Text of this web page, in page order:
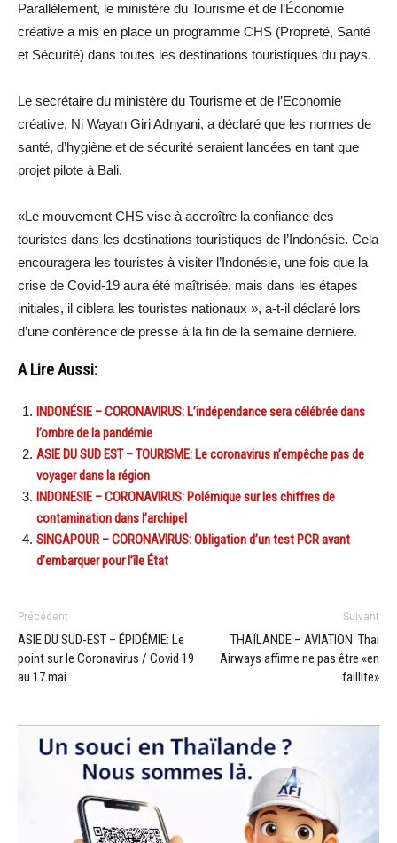
Parallèlement, le ministère du Tourisme et de l’Économie
créative a mis en place un programme CHS (Propreté, Santé
et Sécurité) dans toutes les destinations touristiques du pays.
Le secrétaire du ministère du Tourisme et de l’Economie
créative, Ni Wayan Giri Adnyani, a déclaré que les normes de
santé, d’hygiène et de sécurité seraient lancées en tant que
projet pilote à Bali.
«Le mouvement CHS vise à accroître la confiance des
touristes dans les destinations touristiques de l’Indonésie. Cela
encouragera les touristes à visiter l’Indonésie, une fois que la
crise de Covid-19 aura été maîtrisée, mais dans les étapes
initiales, il ciblera les touristes nationaux », a-t-il déclaré lors
d’une conférence de presse à la fin de la semaine dernière.
A Lire Aussi:
INDONÉSIE – CORONAVIRUS: L’indépendance sera célébrée dans
l’ombre de la pandémie
ASIE DU SUD EST – TOURISME: Le coronavirus n’empêche pas de
voyager dans la région
INDONESIE – CORONAVIRUS: Polémique sur les chiffres de
contamination dans l’archipel
SINGAPOUR – CORONAVIRUS: Obligation d’un test PCR avant
d’embarquer pour l’île État
Précédent
ASIE DU SUD-EST – ÉPIDÉMIE: Le
point sur le Coronavirus / Covid 19
au 17 mai
Suivant
THAÏLANDE – AVIATION: Thai
Airways affirme ne pas être «en
faillite»